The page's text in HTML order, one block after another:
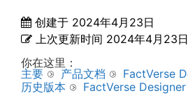
创建于 2024年4月23日
上次更新时间 2024年4月23日
你在这里：
主要
产品文档
FactVerse
历史版本
FactVerse Designer